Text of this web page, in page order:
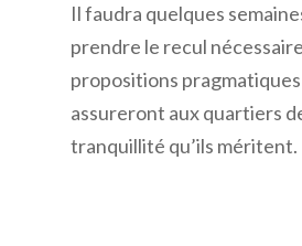
Il faudra quelques
prendre le recul
propositions
assureront aux quartiers
tranquillité qu’ils méritent.